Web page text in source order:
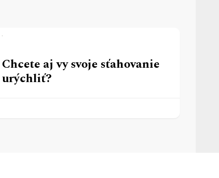
Chcete aj vy svoje sťahovanie
urýchliť?